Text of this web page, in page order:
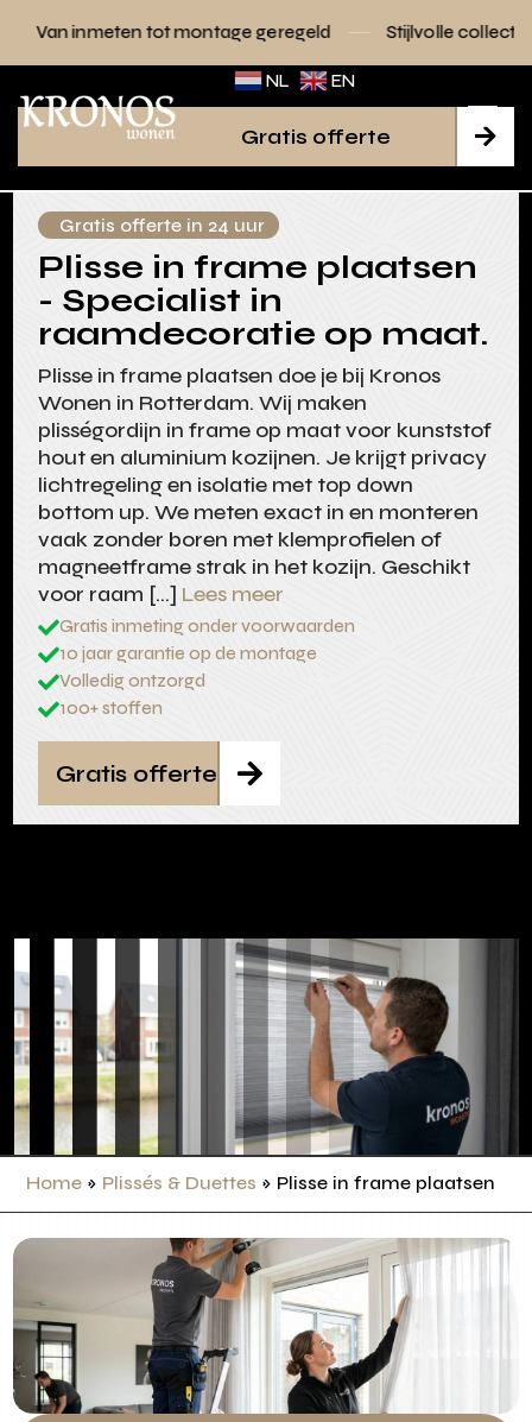
tot montage geregeld Stijlvolle collecties voor elk
NL EN

Gratis offerte
Gratis offerte in 24 uur
Plisse in frame plaatsen
- Specialist in
raamdecoratie op maat.
Plisse in frame plaatsen doe je bij Kronos
Wonen in Rotterdam. Wij maken
plisségordijn in frame op maat voor kunststof
hout en aluminium kozijnen. Je krijgt privacy
lichtregeling en isolatie met top down
bottom up. We meten exact in en monteren
vaak zonder boren met klemprofielen of
magneetframe strak in het kozijn. Geschikt
voor raam […] Lees meer
Gratis inmeting onder voorwaarden
10 jaar garantie op de montage
Volledig ontzorgd
100+ stoffen

Gratis offerte
Home » Plissés & Duettes » Plisse in frame plaatsen